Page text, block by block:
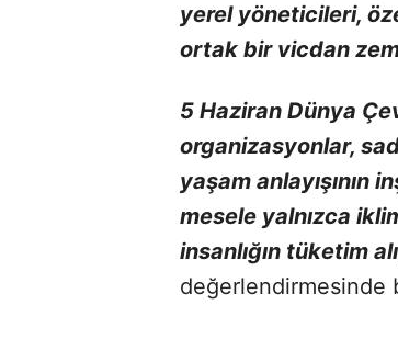
yerel yöneticileri,
ortak bir vicdan
5 Haziran Dünya
organizasyonlar,
yaşam anlayışının
mesele yalnızca
insanlığın tüketim
değerlendirmesinde